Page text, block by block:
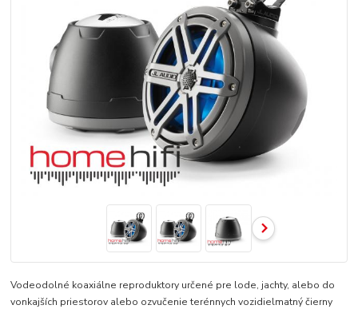
Vodeodolné koaxiálne reproduktory určené pre lode, jachty, alebo do
vonkajších priestorov alebo ozvučenie terénnych vozidielmatný čierny